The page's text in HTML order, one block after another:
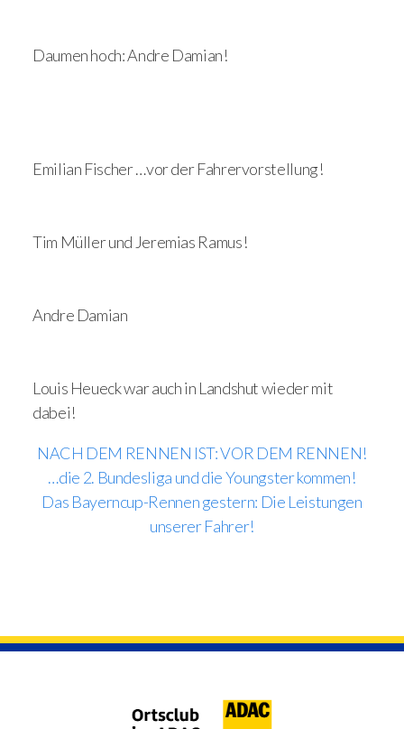
Daumen hoch: Andre Damian!
Emilian Fischer …vor der Fahrervorstellung!
Tim Müller und Jeremias Ramus!
Andre Damian
Louis Heueck war auch in Landshut wieder mit
dabei!
NACH DEM RENNEN IST: VOR DEM RENNEN!
…die 2. Bundesliga und die Youngster kommen!
Das Bayerncup-Rennen gestern: Die Leistungen
unserer Fahrer!